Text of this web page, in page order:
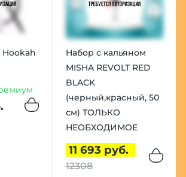
Hookah
Набор с кальяном
MISHA REVOLT RED
BLACK
(черный,красный, 50
см) ТОЛЬКО
НЕОБХОДИМОЕ
11 693 руб.
12308